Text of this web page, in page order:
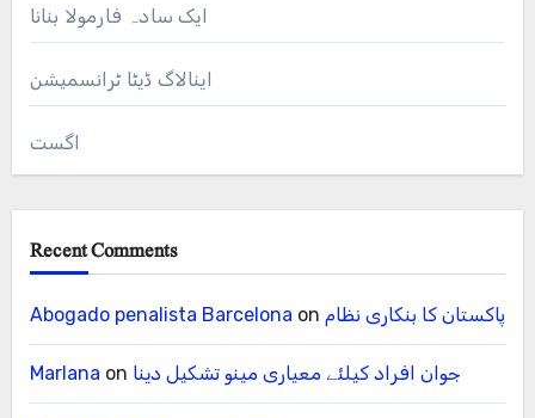
ایک سادہ فارمولا بنانا
اینالاگ ڈیٹا ٹرانسمیشن
اگست
Recent Comments
Abogado penalista Barcelona on پاکستان کا بنکاری نظام
Marlana on جوان افراد کیلئے معیاری مینو تشکیل دینا